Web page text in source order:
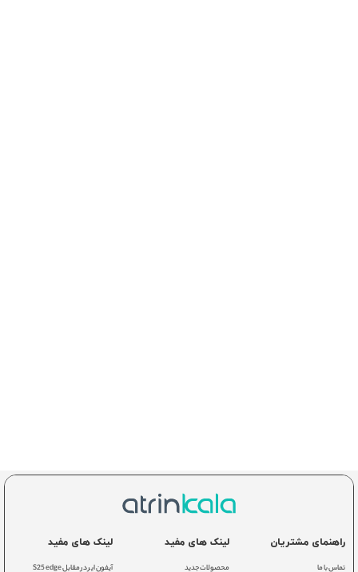
راهنمای مشتریان
تماس با ما
لینک های مفید
محصولات جدید
لینک های مفید
آیفون ایر در مقابل S25 edge